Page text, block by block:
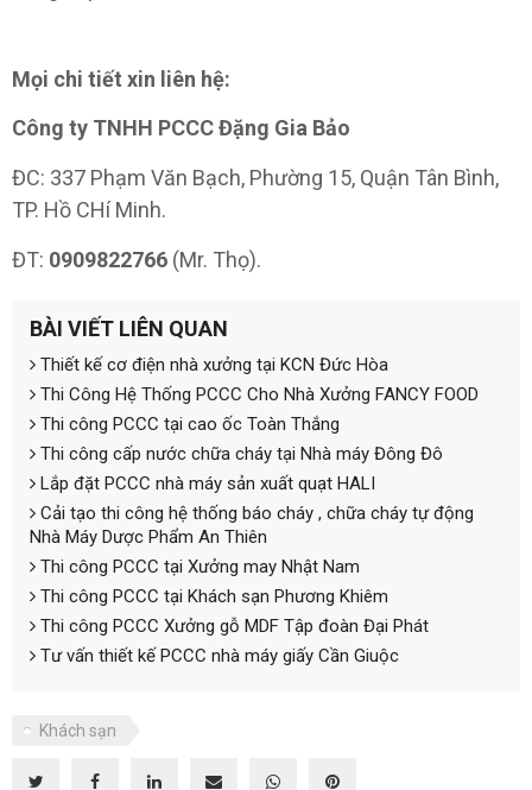
Mọi chi tiết xin liên hệ:
Công ty TNHH PCCC Đặng Gia Bảo
ĐC: 337 Phạm Văn Bạch, Phường 15, Quận Tân Bình,
TP. Hồ CHí Minh.
ĐT: 0909822766 (Mr. Thọ).
BÀI VIẾT LIÊN QUAN
Thiết kế cơ điện nhà xưởng tại KCN Đức Hòa
Thi Công Hệ Thống PCCC Cho Nhà Xưởng FANCY FOOD
Thi công PCCC tại cao ốc Toàn Thắng
Thi công cấp nước chữa cháy tại Nhà máy Đông Đô
Lắp đặt PCCC nhà máy sản xuất quạt HALI
Cải tạo thi công hệ thống báo cháy , chữa cháy tự động
Nhà Máy Dược Phẩm An Thiên
Thi công PCCC tại Xưởng may Nhật Nam
Thi công PCCC tại Khách sạn Phương Khiêm
Thi công PCCC Xưởng gỗ MDF Tập đoàn Đại Phát
Tư vấn thiết kế PCCC nhà máy giấy Cần Giuộc
Khách sạn